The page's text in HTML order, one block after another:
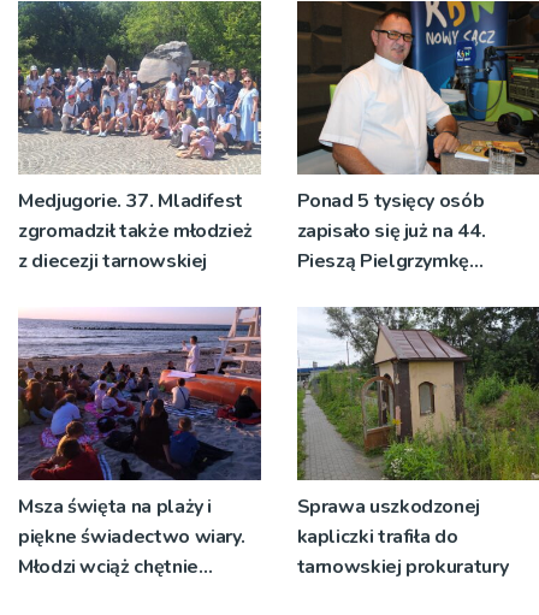
pozdrowienia
Medjugorie. 37. Mladifest
zgromadził także młodzież
z diecezji tarnowskiej
Ponad 5 tysięcy osób
zapisało się już na 44.
Pieszą Pielgrzymkę
Msza święta na plaży i
piękne świadectwo wiary.
Młodzi wciąż chętnie
Sprawa uszkodzonej
kapliczki trafiła do
tarnowskiej prokuratury